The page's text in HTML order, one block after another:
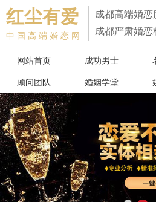
红尘有爱
中国高端婚恋网
成都高端婚恋
成都严肃婚恋
网站首页 成功男士
顾问团队 婚姻学堂